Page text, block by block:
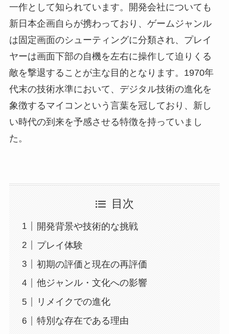
一作として知られています。開発会社についても
新日本企画自らが携わっており、ゲームジャンル
は固定画面のシューティングに分類され、プレイ
ヤーは画面下部の自機を左右に操作して迫りくる
敵を撃退することが主な目的となります。1970年
代末の技術水準において、デジタル技術の進化を
象徴するマイコンという言葉を冠しており、新し
い時代の到来を予感させる特徴を持っていまし
た。
目次
開発背景や技術的な挑戦
プレイ体験
初期の評価と現在の再評価
他ジャンル・文化への影響
リメイクでの進化
特別な存在である理由